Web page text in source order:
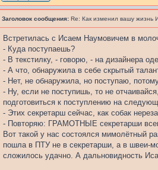
Заголовок сообщения: Re: Как изменил вашу жизнь
Встретилась с Исаем Наумовичем в
- Куда поступаешь?
- В текстилку, - говорю, - на дизайнера
- А что, обнаружила в себе скрытый
- Нет, не обнаружила, но поступаю,
- Ну, если не поступишь, то не
подготовиться к поступлению на
- Этих секретарш сейчас, как собак
- Повторяю: ГРАМОТНЫЕ секретарши
Вот такой у нас состоялся мимолётный
пошла в ПТУ не в секретарши, а в швеи-
сложилось удачно. А дальновидность